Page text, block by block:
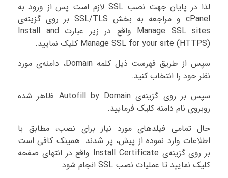
لذا در پایان جهت نصب SSL لازم است پس از ورود به
cPanel و مراجعه به بخش SSL/TLS بر روی گزینه‌ی
Manage SSL sites واقع در زیر عبارت Install and
Manage SSL for your site (HTTPS) کلیک نمایید.
سپس از طریق فهرست ذیل کلمه Domain، دامنه‌ی مورد
نظر خود را انتخاب کنید.
سپس بر روی گزینه‌ی Autofill by Domain ظاهر شده
روبروی نام دامنه کلیک فرمایید.
حال تمامی فیلدهای مورد نیاز برای نصب، مطابق با
اطلاعات وارد نموده از پیش، پر شدند. همینک کافی است
بر روی گزینه‌ی Install Certificate واقع در انتهای صفحه
کلیک نمایید تا عملیات نصب SSL انجام شود.